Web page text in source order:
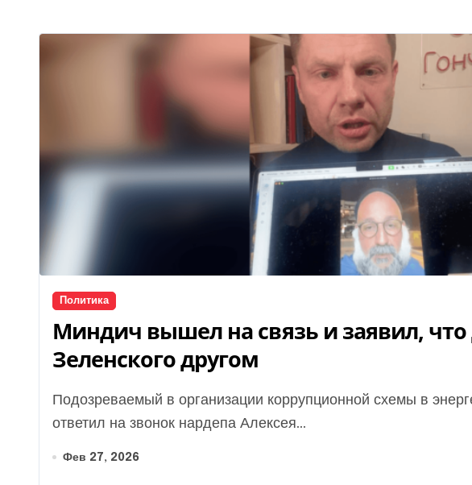
Политика
Миндич вышел на связь и заявил, что
Зеленского другом
Подозреваемый в организации коррупционной схемы в энергетике бизнесмен Тимур Миндич
ответил на звонок нардепа Алексея...
Фев 27, 2026